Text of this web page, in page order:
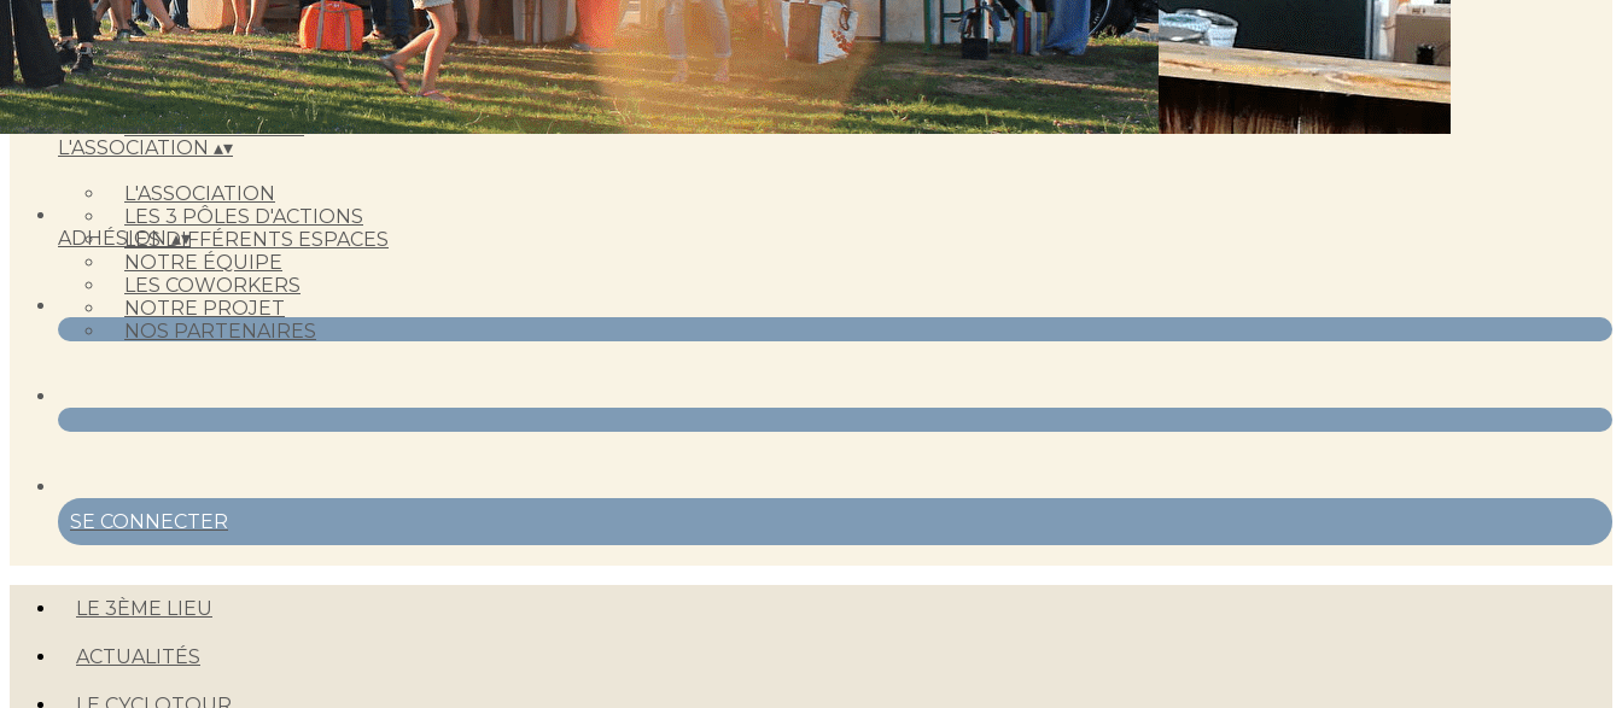
LE 3ÈME LIEU
ACTUALITÉS
LE CYCLOTOUR
REVUE DE PRESSE
VILLAGE DES ALTERNATIVES
COURT-MÉTRAGE
AGENDA▴▾
L'ASSOCIATION ▴▾
L'ASSOCIATION
LES 3 PÔLES D'ACTIONS
LES DIFFÉRENTS ESPACES
NOTRE ÉQUIPE
LES COWORKERS
NOTRE PROJET
NOS PARTENAIRES
ADHÉSION▴▾
SE CONNECTER
LE 3ÈME LIEU
ACTUALITÉS